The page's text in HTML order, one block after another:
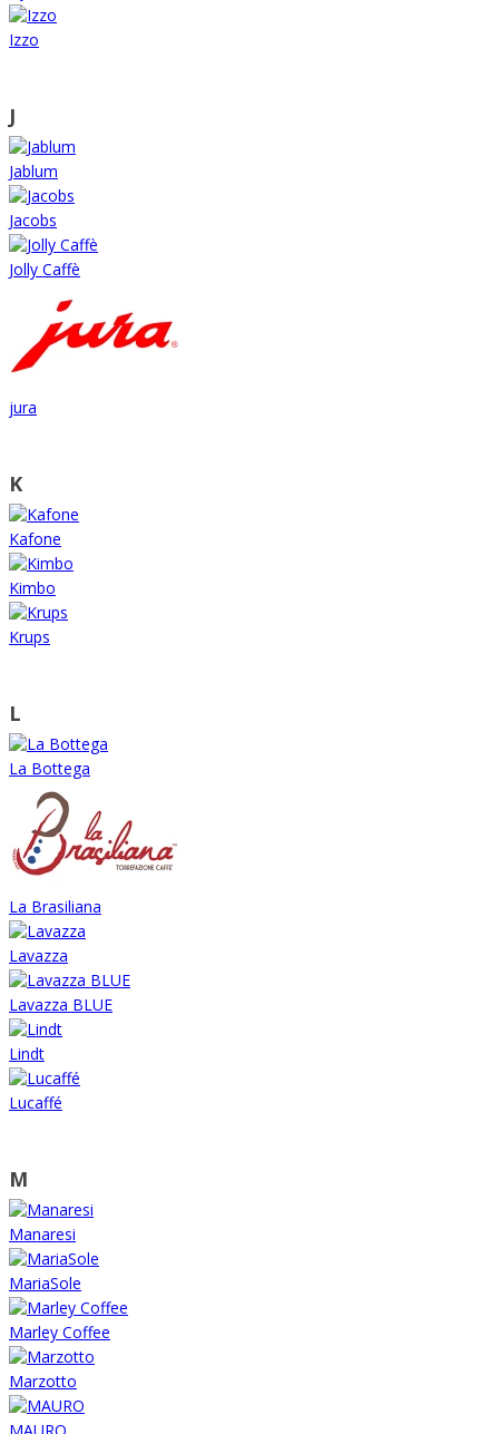
Izzo
J
Jablum
Jacobs
Jolly Caffè
jura
K
Kafone
Kimbo
Krups
L
La Bottega
La Brasiliana
Lavazza
Lavazza BLUE
Lindt
Lucaffé
M
Manaresi
MariaSole
Marley Coffee
Marzotto